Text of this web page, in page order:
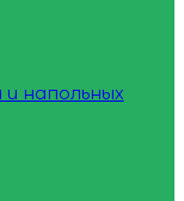
напольных